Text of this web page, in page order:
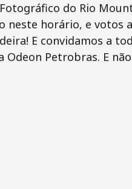
do Rio
neste horário, e votos
E convidamos a
Odeon Petrobras. E